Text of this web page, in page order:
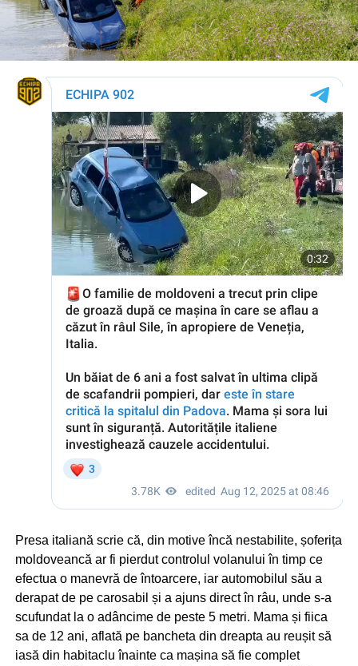
Presa italiană scrie că, din motive încă nestabilite, șoferița
moldoveancă ar fi pierdut controlul volanului în timp ce
efectua o manevră de întoarcere, iar automobilul său a
derapat de pe carosabil și a ajuns direct în râu, unde s-a
scufundat la o adâncime de peste 5 metri. Mama și fiica
sa de 12 ani, aflată pe bancheta din dreapta au reușit să
iasă din habitaclu înainte ca mașina să fie complet